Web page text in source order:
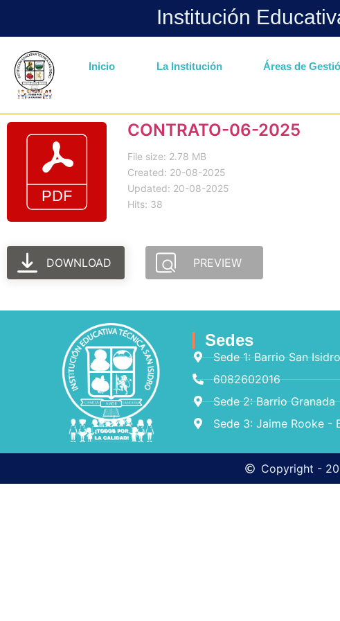
Institución
Inicio La Institución Áreas de
CONTRATO-06-2025
File size: 2.78 MB
Created: 20-08-2025
Updated: 20-08-2025
Hits: 38
DOWNLOAD PREVIEW
Sedes
Sede 1: Barrio San
6082602016
Sede 2: Barrio Granada
Sede 3: Jaime Rooke -
Copyright -